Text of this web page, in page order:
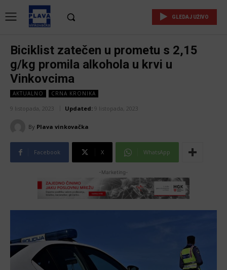
GLEDAJ UŽIVO
Biciklist zatečen u prometu s 2,15
g/kg promila alkohola u krvi u
Vinkovcima
AKTUALNO CRNA KRONIKA
9 listopada, 2023 Updated: 9 listopada, 2023
By Plava vinkovačka
Facebook X WhatsApp
-Marketing-